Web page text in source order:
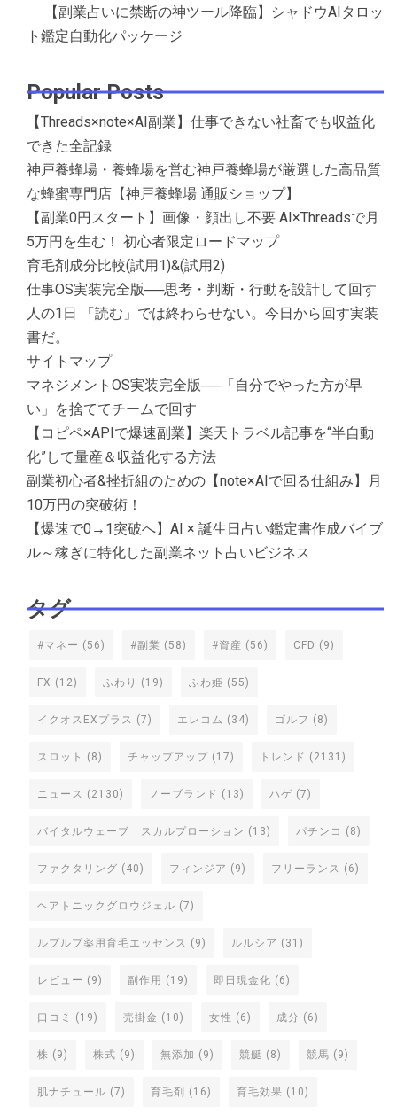
【副業占いに禁断の神ツール降臨】シャドウAIタロッ
ト鑑定自動化パッケージ
Popular Posts
【Threads×note×AI副業】仕事できない社畜でも収益化
できた全記録
神戸養蜂場・養蜂場を営む神戸養蜂場が厳選した高品質
な蜂蜜専門店【神戸養蜂場 通販ショップ】
【副業0円スタート】画像・顔出し不要 AI×Threadsで月
5万円を生む！ 初心者限定ロードマップ
育毛剤成分比較(試用1)&(試用2)
仕事OS実装完全版──思考・判断・行動を設計して回す
人の1日 「読む」では終わらせない。今日から回す実装
書だ。
サイトマップ
マネジメントOS実装完全版──「自分でやった方が早
い」を捨ててチームで回す
【コピペ×APIで爆速副業】楽天トラベル記事を“半自動
化”して量産＆収益化する方法
副業初心者&挫折組のための【note×AIで回る仕組み】月
10万円の突破術！
【爆速で0→1突破へ】AI × 誕生日占い鑑定書作成バイブ
ル～稼ぎに特化した副業ネット占いビジネス
タグ
#マネー (56) #副業 (58) #資産 (56) CFD (9)
FX (12) ふわり (19) ふわ姫 (55)
イクオスEXプラス (7) エレコム (34) ゴルフ (8)
スロット (8) チャップアップ (17) トレンド (2131)
ニュース (2130) ノーブランド (13) ハゲ (7)
バイタルウェーブ スカルプローション (13) パチンコ (8)
ファクタリング (40) フィンジア (9) フリーランス (6)
ヘアトニックグロウジェル (7)
ルプルプ薬用育毛エッセンス (9) ルルシア (31)
レビュー (9) 副作用 (19) 即日現金化 (6)
口コミ (19) 売掛金 (10) 女性 (6) 成分 (6)
株 (9) 株式 (9) 無添加 (9) 競艇 (8) 競馬 (9)
肌ナチュール (7) 育毛剤 (16) 育毛効果 (10)